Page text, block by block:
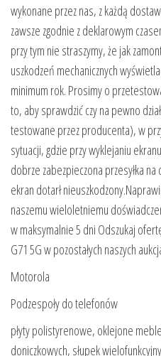
wykonane przez nas, z każdą
zawsze zgodnie z deklarowym
przy tym nie straszymy, że jak
uszkodzeń mechanicznych
minimum rok. Prosimy o
to, aby sprawdzić czy na pewno
testowane przez producenta), w
sytuacji, gdzie przy wyklejaniu
dobrze zabezpieczona przesyłka
ekran dotarł
naszemu wieloletniemu
w maksymalnie 5 dni Odszukaj
G71 5G w pozostałych naszych
Motorola
Podzespoły do telefonów
płyty polistyrenowe, oklejone
doniczkowych, słupek